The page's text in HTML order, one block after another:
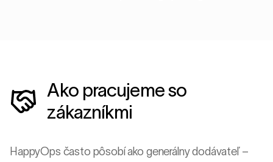
Ako pracujeme so
zákazníkmi
HappyOps často pôsobí ako generálny dodávateľ –